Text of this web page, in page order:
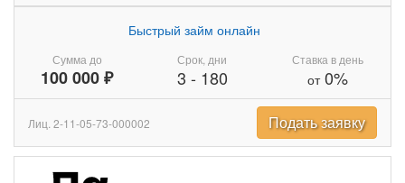
Сумма до
100 000 ₽
Быстрый займ онлайн
Срок, дни
3 - 180
Ставка в день
от0%
Лиц. 2-11-05-73-000002 Подать заявку